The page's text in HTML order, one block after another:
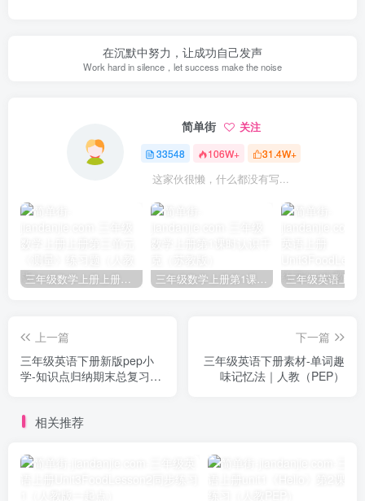
在沉默中努力，让成功自己发声
Work hard in silence，let success make the noise
简单街 关注
33548 106W+ 31.4W+
这家伙很懒，什么都没有写...
上一篇
三年级英语下册新版pep小
学-知识点归纳期末总复习资
下一篇
三年级英语下册素材-单词趣
味记忆法｜人教（PEP）
相关推荐